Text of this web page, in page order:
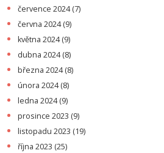
července 2024(7)
června 2024(9)
května 2024(9)
dubna 2024(8)
března 2024(8)
února 2024(8)
ledna 2024(9)
prosince 2023 (9)
listopadu 2023 (19)
října 2023 (25)